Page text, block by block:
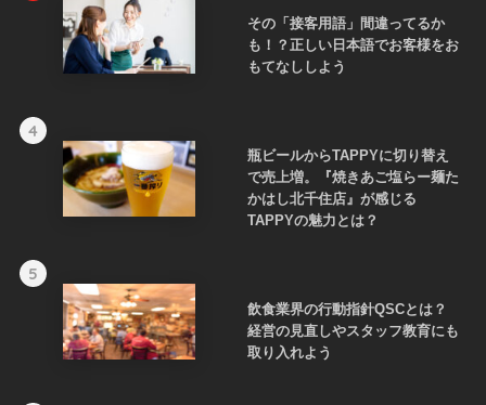
その「接客用語」間違ってるか
も！？正しい日本語でお客様をお
もてなししよう
4
瓶ビールからTAPPYに切り替え
で売上増。『焼きあご塩らー麺た
かはし北千住店』が感じる
TAPPYの魅力とは？
5
飲食業界の行動指針QSCとは？
経営の見直しやスタッフ教育にも
取り入れよう